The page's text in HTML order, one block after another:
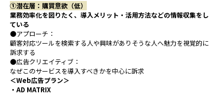
①潜在層：購買意欲（低）
業務効率化を図りたく、導入メリット・活用方法などの情報収集をし
ている
●アプローチ：
顧客対応ツールを検索する人や興味がありそうな人へ魅力を視覚的に
訴求する
●広告クリエイティブ：
なぜこのサービスを導入すべきかを中心に訴求
＜Web広告プラン＞
・AD MATRIX